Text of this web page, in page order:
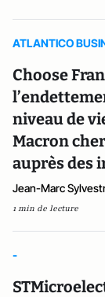
ATLANTICO
Choose
niveau de
Macron
auprès des
Jean-Marc
1 min de lecture
-